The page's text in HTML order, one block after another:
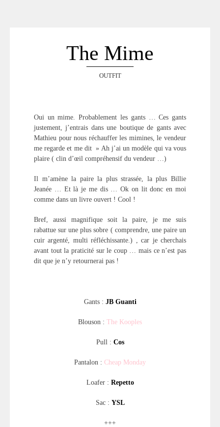
LOOKBOOK
ARCHIVES
The Mime
OUTFIT
Oui un mime. Probablement les gants … Ces gants
justement, j’entrais dans une boutique de gants avec
Mathieu pour nous réchauffer les mimines, le vendeur
me regarde et me dit » Ah j’ai un modèle qui va vous
plaire ( clin d’œil compréhensif du vendeur …)
Il m’amène la paire la plus strassée, la plus Billie
Jeanée … Et là je me dis … Ok on lit donc en moi
comme dans un livre ouvert ! Cool !
Bref, aussi magnifique soit la paire, je me suis
rabattue sur une plus sobre ( comprendre, une paire un
cuir argenté, multi réfléchissante.) , car je cherchais
avant tout la praticité sur le coup … mais ce n’est pas
dit que je n’y retournerai pas !
Gants : JB Guanti
Blouson : The Kooples
Pull : Cos
Pantalon : Cheap Monday
Loafer : Repetto
Sac : YSL
+++